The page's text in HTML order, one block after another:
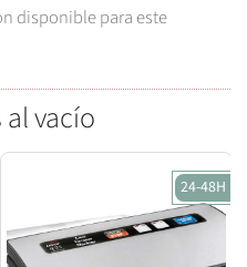
disponible para este
al vacío
24-48H